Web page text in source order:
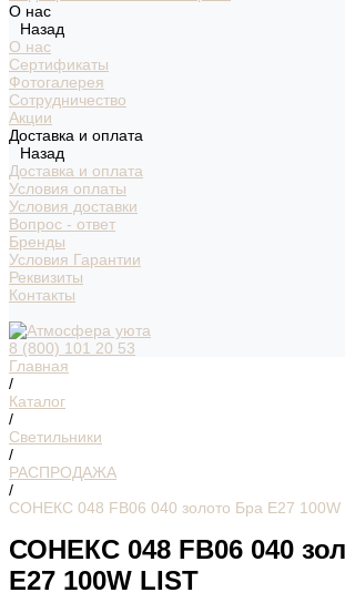
О нас
Назад
О нас
Сертификаты
Фотогалерея
Сотрудничество
Акции
Доставка и оплата
Назад
Доставка и оплата
Условия оплаты
Условия доставки
Вопрос - ответ
Бренды
Условия Гарантии
Реквизиты
Контакты
8 (800) 101 20 53
Главная
/
Каталог
/
Светильники
/
РАСПРОДАЖА
/
СОНЕКС 048 FB06 040 золото Бра E27 100W
СОНЕКС 048 FB06 040
E27 100W LIST